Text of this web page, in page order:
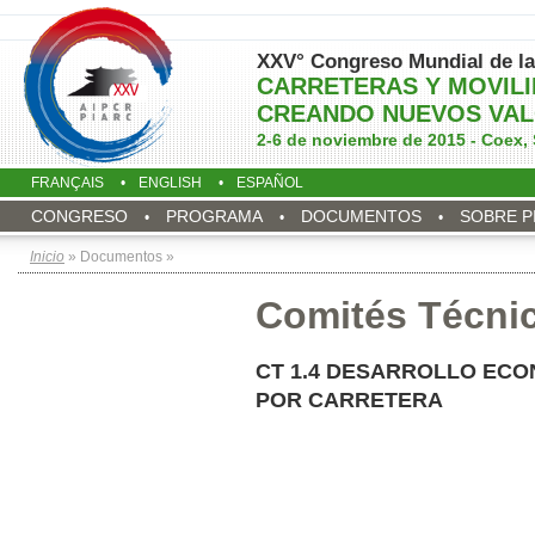
XXV° Congreso Mundial de
CARRETERAS Y
CREANDO NUEVOS
2-6 de noviembre de 2015 - Coex,
FRANÇAIS ENGLISH ESPAÑOL
CONGRESO PROGRAMA DOCUMENTOS SOBRE
Inicio » Documentos »
Comités
CT 1.4 DESARROLLO
POR CARRETERA